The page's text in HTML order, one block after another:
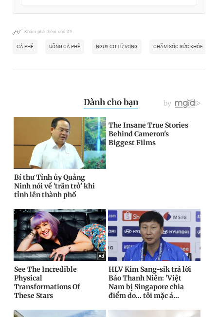
Khám phá thêm chủ đề
CÀ PHÊ UỐNG CÀ PHÊ NGUY CƠ TỬ VONG CHĂM SÓC SỨC KHỎE